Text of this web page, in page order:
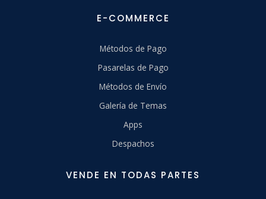
E-COMMERCE
Métodos de Pago
Pasarelas de Pago
Métodos de Envío
Galería de Temas
Apps
Despachos
VENDE EN TODAS PARTES